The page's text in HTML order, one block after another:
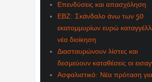
Επενδύσεις και απασχόληση
ΕΒΖ: Σκάνδαλο άνω των 50
εκατομμυρίων ευρώ
νέα διοίκηση
Διασταυρώνουν λίστες και
δεσμεύουν καταθέσεις οι
Ασφαλιστικό: Νέα πρόταση